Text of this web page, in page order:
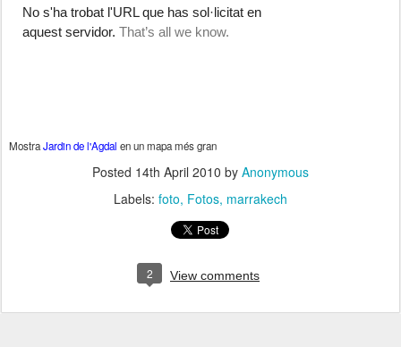
MostraJardin de l'Agdal en un mapa més gran
Posted 14th April 2010 by Anonymous
Labels: foto Fotos marrakech
2 View comments